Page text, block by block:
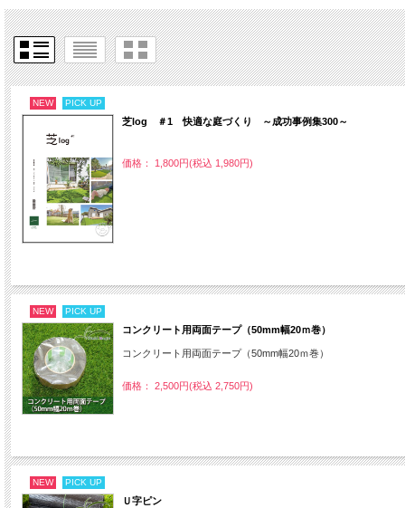
NEW PICK UP
芝log ＃1 快適な庭づくり ～成功事例集300～
価格： 1,800円(税込 1,980円)
NEW PICK UP
コンクリート用両面テープ（50mm幅20ｍ巻）
コンクリート用両面テープ（50mm幅20ｍ巻）
価格： 2,500円(税込 2,750円)
NEW PICK UP
Ｕ字ピン